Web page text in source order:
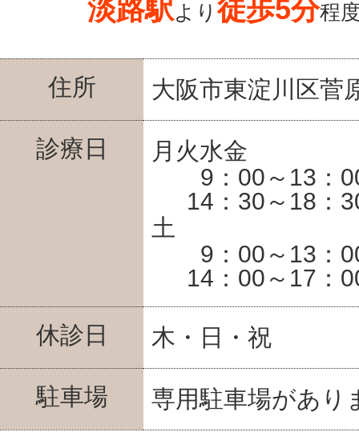
淡路駅より徒歩5分程
住所 大阪市東淀川区菅
診療日
月火水金
9：00～13：
14：30～18：
土
9：00～13：
14：00～17：
休診日 木・日・祝
駐車場 専用駐車場があり